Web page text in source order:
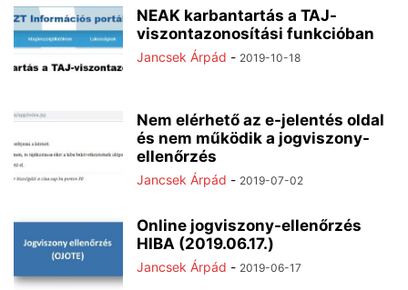
NEAK karbantartás a TAJ-
viszontazonosítási funkcióban
Jancsek Árpád - 2019-10-18
Nem elérhető az e-jelentés oldal
és nem működik a jogviszony-
ellenőrzés
Jancsek Árpád - 2019-07-02
Online jogviszony-ellenőrzés
HIBA (2019.06.17.)
Jancsek Árpád - 2019-06-17